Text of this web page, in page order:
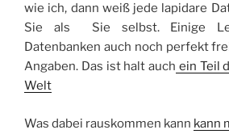
wie ich, dann weiß jede lapidare
Sie als Sie selbst. Einige
Datenbanken auch noch perfekt
Angaben. Das ist halt auch ein Teil
Welt
Was dabei rauskommen kann kann